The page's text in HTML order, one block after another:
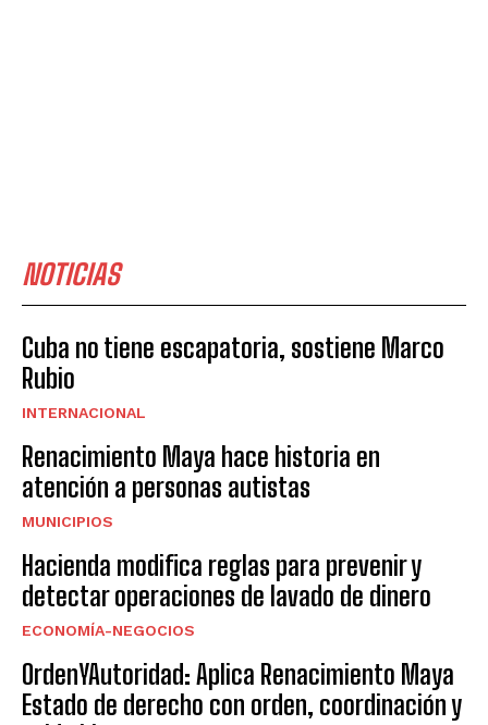
NOTICIAS
Cuba no tiene escapatoria, sostiene Marco
Rubio
INTERNACIONAL
Renacimiento Maya hace historia en
atención a personas autistas
MUNICIPIOS
Hacienda modifica reglas para prevenir y
detectar operaciones de lavado de dinero
ECONOMÍA-NEGOCIOS
OrdenYAutoridad: Aplica Renacimiento Maya
Estado de derecho con orden, coordinación y